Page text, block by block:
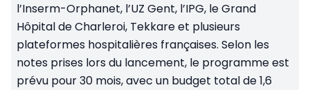
l’Inserm-Orphanet, l’UZ Gent, l’IPG, le Grand
Hôpital de Charleroi, Tekkare et plusieurs
plateformes hospitalières françaises. Selon les
notes prises lors du lancement, le programme est
prévu pour 30 mois, avec un budget total de 1,6